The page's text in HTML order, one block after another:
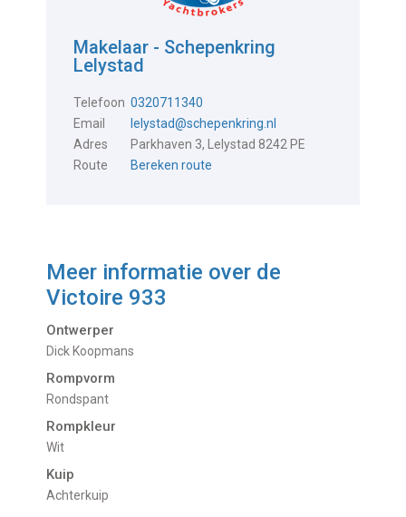
Makelaar - Schepenkring
Lelystad
Telefoon 0320711340
Email
lelystad@schepenkring.nl
Adres
Parkhaven 3, Lelystad 8242 PE
Route
Bereken route
Meer informatie over de
Victoire 933
Ontwerper
Dick Koopmans
Rompvorm
Rondspant
Rompkleur
Wit
Kuip
Achterkuip